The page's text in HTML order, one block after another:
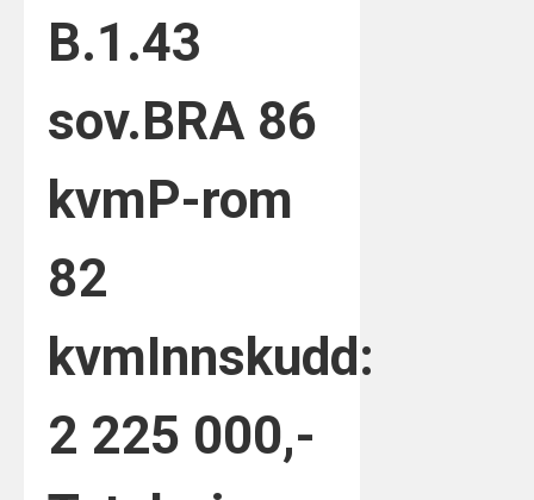
B.1.43
sov.BRA 86
kvmP-rom
82
kvmInnskudd:
2 225 000,-